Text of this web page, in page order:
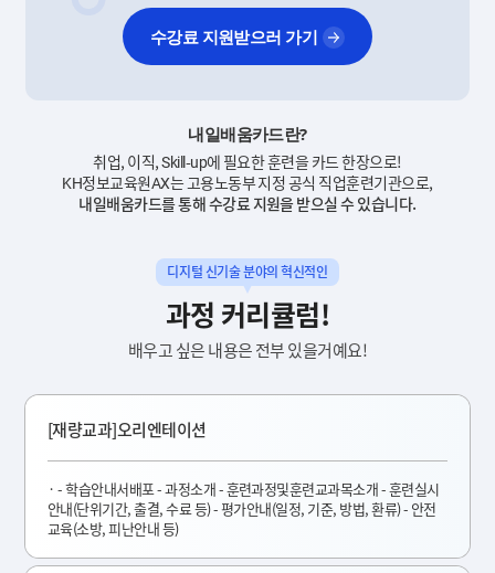
수강료 지원받으러 가기
내일배움카드란?
취업, 이직, Skill-up에 필요한 훈련을 카드 한장으로!
KH정보교육원AX는 고용노동부 지정 공식 직업훈련기관으로,
내일배움카드를 통해 수강료 지원을 받으실 수 있습니다.
디지털 신기술 분야의 혁신적인
과정 커리큘럼!
배우고 싶은 내용은 전부 있을거예요!
[재량교과]오리엔테이션
- 학습안내서배포 - 과정소개 - 훈련과정및훈련교과목소개 - 훈련실시
안내(단위기간, 출결, 수료 등) - 평가안내(일정, 기준, 방법, 환류) - 안전
교육(소방, 피난안내 등)